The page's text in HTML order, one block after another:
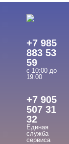
Акригель
Уф-Гель
Биогель
Показать все
3д
+7 985
883 53
59
с 10:00 до
19:00
+7 905
507 31
32
Единая
служба
сервиса